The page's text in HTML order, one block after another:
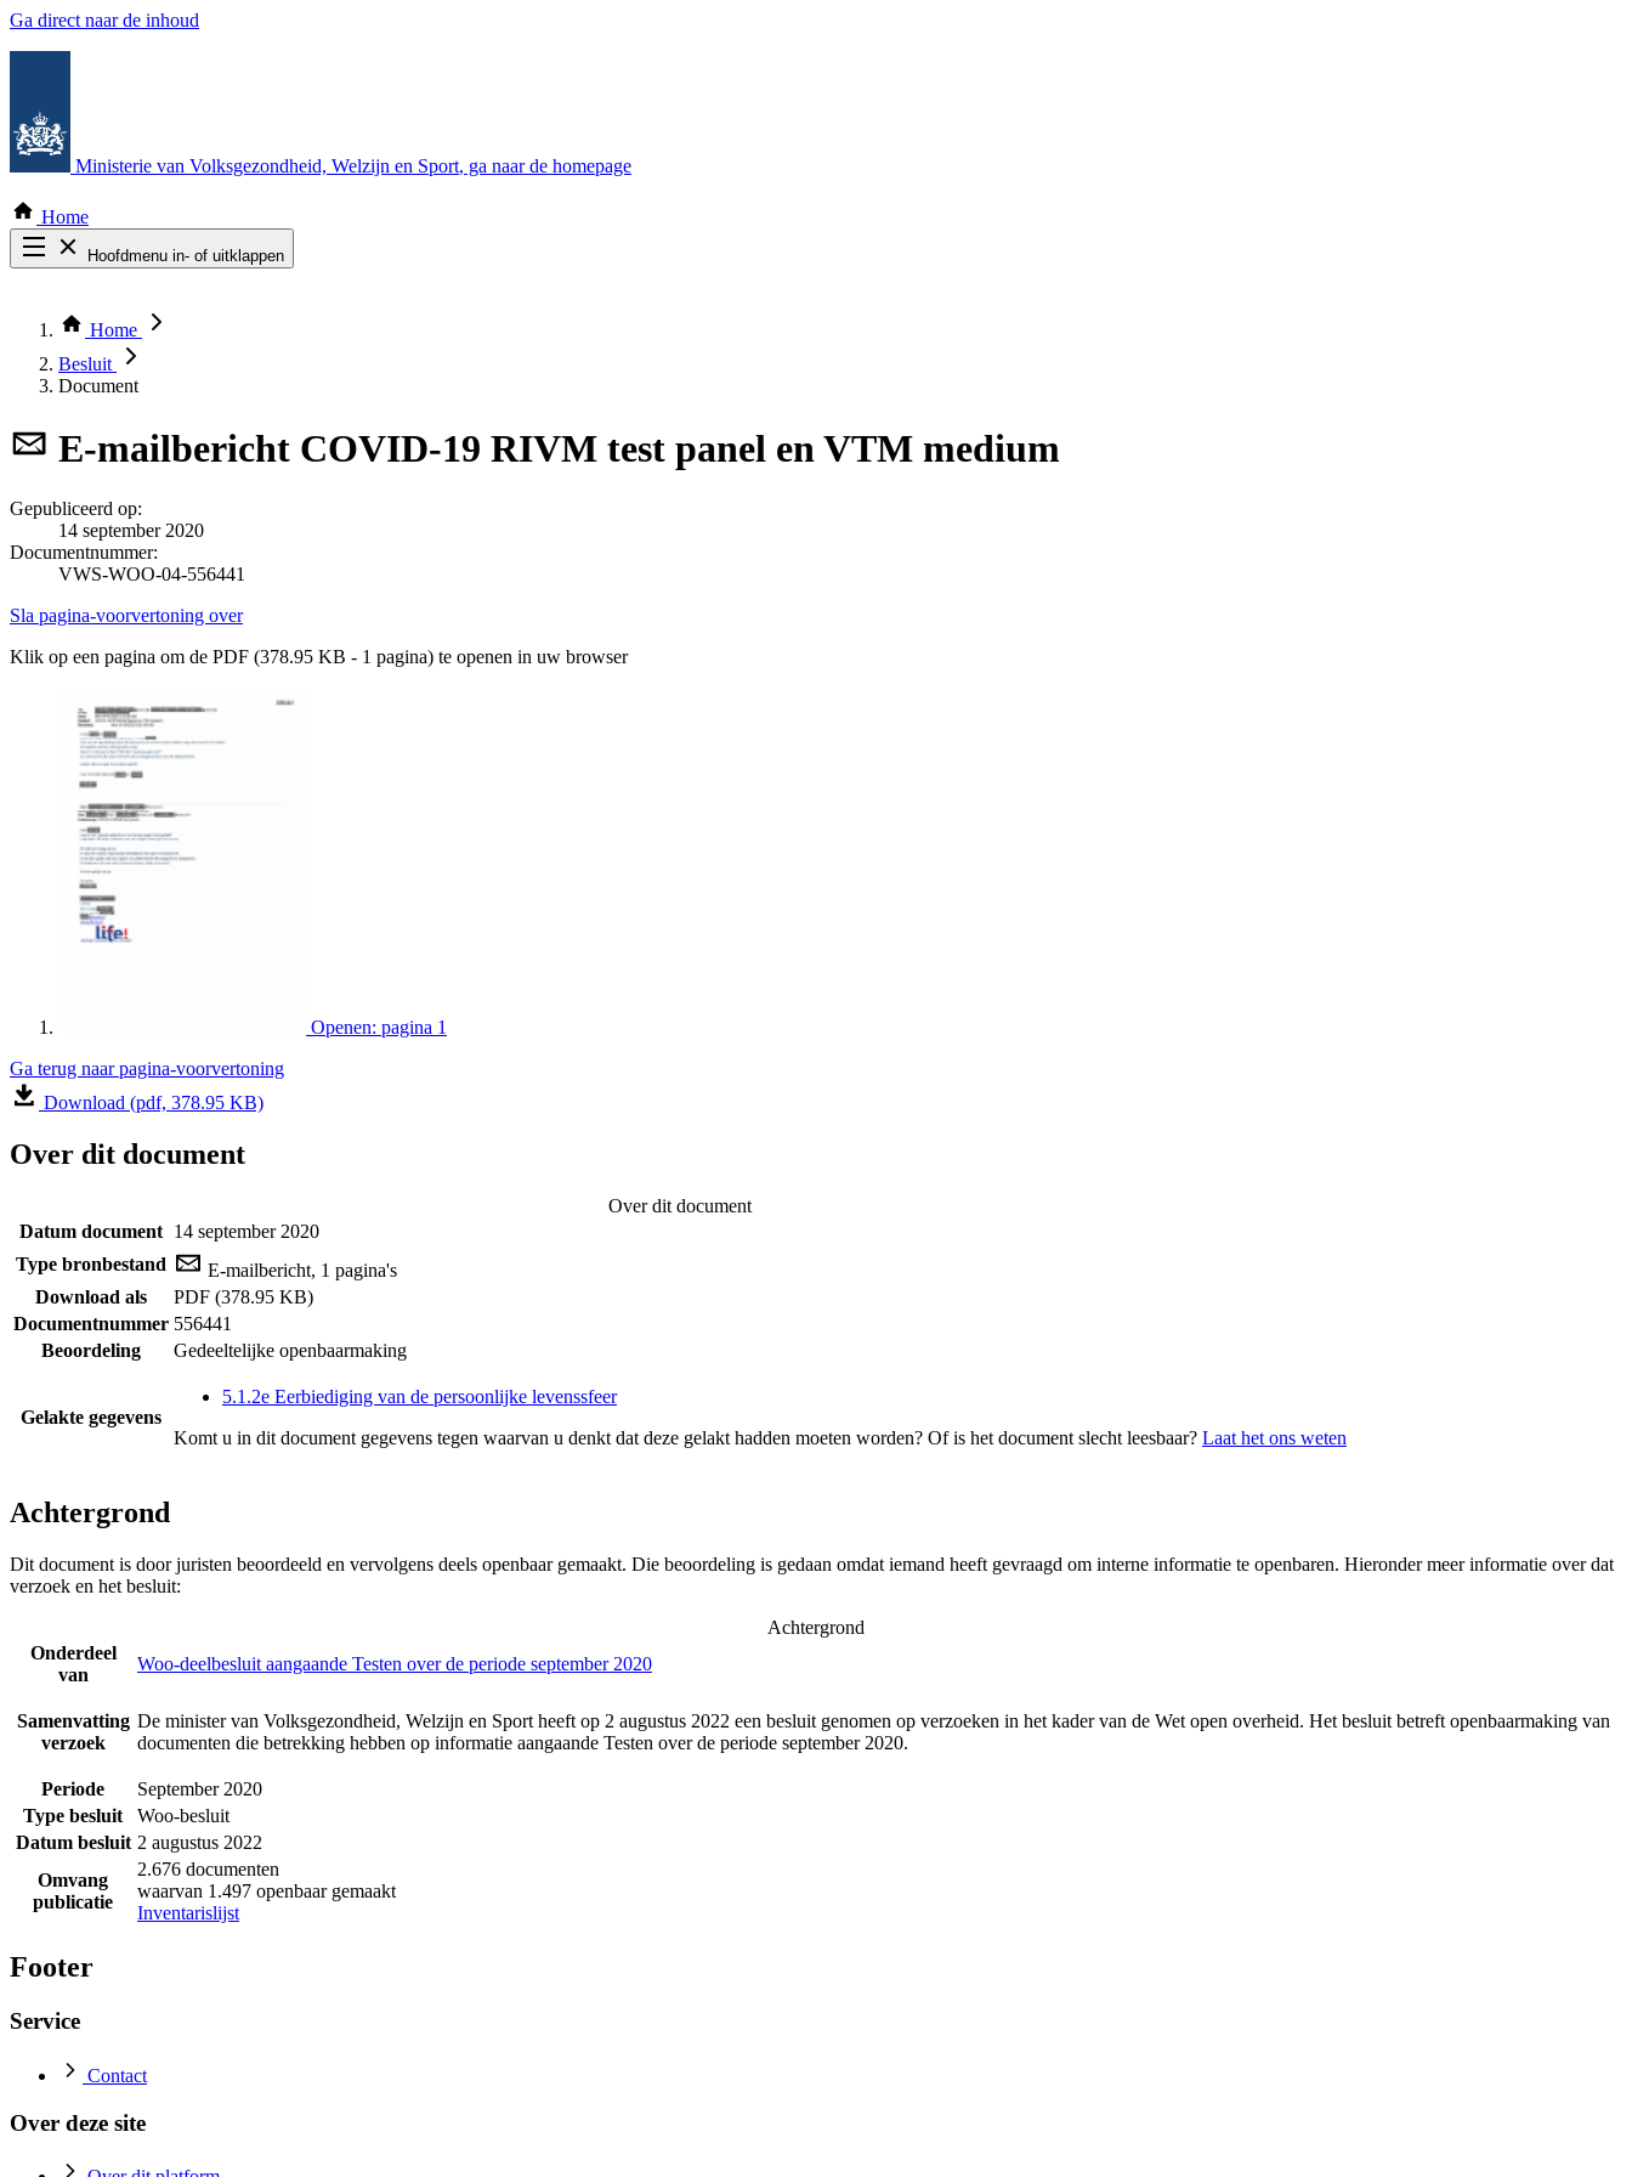
Ga direct naar de inhoud
Ministerie van Volksgezondheid, Welzijn en Sport, ga naar de homepage
Home
Hoofdmenu in- of uitklappen
Thema COVID-19
Bekijk per bestuursorgaan
Home
Besluit
Document
E-mailbericht COVID-19 RIVM test panel en VTM medium
Gepubliceerd op:
14 september 2020
Documentnummer:
VWS-WOO-04-556441
Sla pagina-voorvertoning over
Klik op een pagina om de PDF (378.95 KB - 1 pagina) te openen in uw browser
Openen: pagina 1
Ga terug naar pagina-voorvertoning
Download (pdf, 378.95 KB)
Over dit document
Over dit document
Datum document 14 september 2020
Type bronbestand
E-mailbericht, 1 pagina's
Download als
PDF (378.95 KB)
Documentnummer 556441
Beoordeling
Gedeeltelijke openbaarmaking
Gelakte gegevens
5.1.2e Eerbiediging van de persoonlijke levenssfeer
Komt u in dit document gegevens tegen waarvan u denkt dat deze gelakt hadden moeten worden? Of is het document slecht leesbaar? Laat het ons weten
Achtergrond
Dit document is door juristen beoordeeld en vervolgens deels openbaar gemaakt. Die beoordeling is gedaan omdat iemand heeft gevraagd om interne informatie te openbaren. Hieronder meer informatie over dat
verzoek en het besluit:
Achtergrond
Onderdeel
van
Woo-deelbesluit aangaande Testen over de periode september 2020
Samenvatting
verzoek
De minister van Volksgezondheid, Welzijn en Sport heeft op 2 augustus 2022 een besluit genomen op verzoeken in het kader van de Wet open overheid. Het besluit betreft openbaarmaking van
documenten die betrekking hebben op informatie aangaande Testen over de periode september 2020.
Periode
September 2020
Type besluit
Woo-besluit
Datum besluit 2 augustus 2022
Omvang
publicatie
2.676 documenten
waarvan 1.497 openbaar gemaakt
Inventarislijst
Footer
Service
Contact
Over deze site